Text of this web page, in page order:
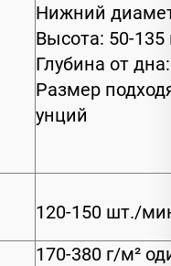
Нижний
Высота: 50-
Глубина от
Размер
унций
120-150 шт./
170-380 г/м²